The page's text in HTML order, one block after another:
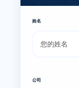
姓名
公司